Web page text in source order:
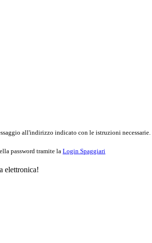
all'indirizzo indicato con le istruzioni necessarie.
password tramite la Login Spaggiari
elettronica!